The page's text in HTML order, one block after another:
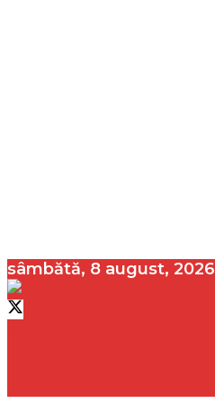
sâmbătă, 8 august, 2026